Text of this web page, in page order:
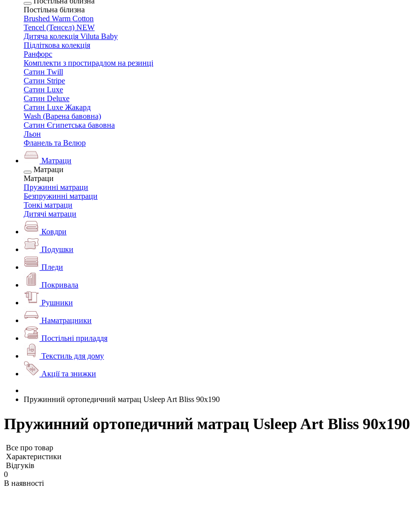
Постільна білизна
Brushed Warm Cotton
Tencel (Тенсел) NEW
Дитяча колекція Viluta Baby
Підліткова колекція
Ранфорс
Комплекти з простирадлом на резинці
Сатин Twill
Сатин Stripe
Сатин Luxe
Сатин Deluxe
Сатин Luxe Жакард
Wash (Варена бавовна)
Сатин Єгипетська бавовна
Льон
Фланель та Велюр
Матраци
Матраци
Матраци
Пружинні матраци
Безпружинні матраци
Тонкі матраци
Дитячі матраци
Ковдри
Подушки
Пледи
Покривала
Рушники
Наматрацники
Постільні приладдя
Текстиль для дому
Акції та знижки
Пружинний ортопедичний матрац Usleep Art Bliss 90x190
Пружинний ортопедичний матрац Usleep Art Bliss 90x190
Все про товар
Характеристики
Відгуків
0
В наявності